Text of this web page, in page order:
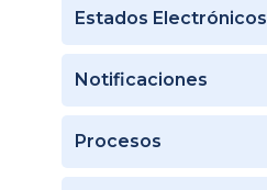
Estados Electrónicos
Notificaciones
Procesos